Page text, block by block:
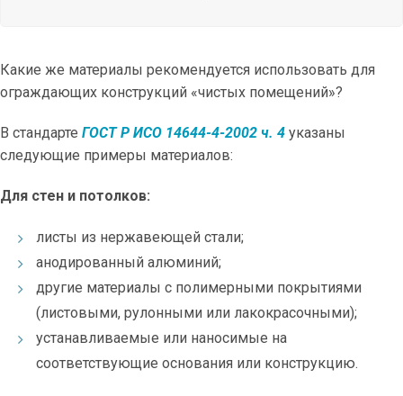
Какие же материалы рекомендуется использовать для
ограждающих конструкций «чистых помещений»?
В стандарте ГОСТ Р ИСО 14644-4-2002 ч. 4 указаны
следующие примеры материалов:
​Для стен и потолков:
листы из нержавеющей стали;
анодированный алюминий;
другие материалы с полимерными покрытиями
(листовыми, рулонными или лакокрасочными);
устанавливаемые или наносимые на
соответствующие основания или конструкцию.